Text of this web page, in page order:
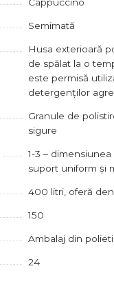
Semimată
Husa exterioară
de spălat la o
este permisă
detergenților
Granule de
sigure
1-3 –
suport uniform și
400 litri, oferă
150
Ambalaj din
24